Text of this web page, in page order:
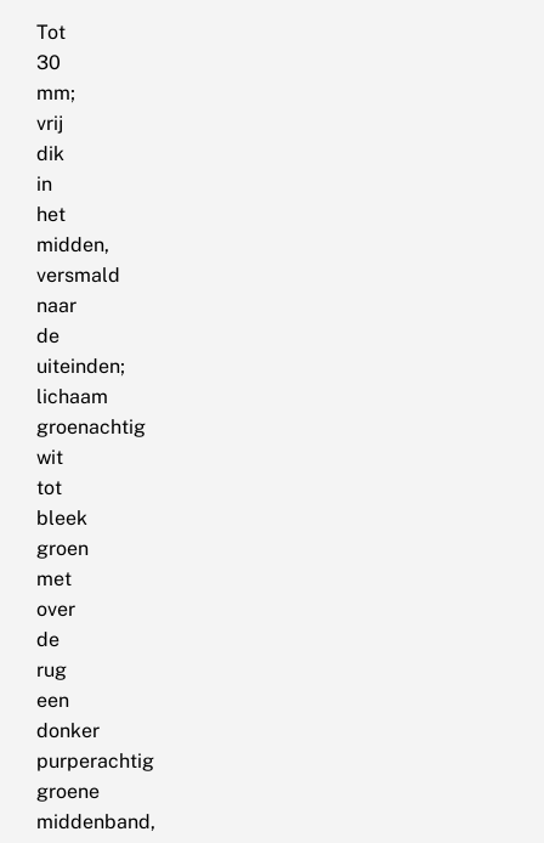
Tot
30
mm;
vrij
dik
in
het
midden,
versmald
naar
de
uiteinden;
lichaam
groenachtig
wit
tot
bleek
groen
met
over
de
rug
een
donker
purperachtig
groene
middenband,